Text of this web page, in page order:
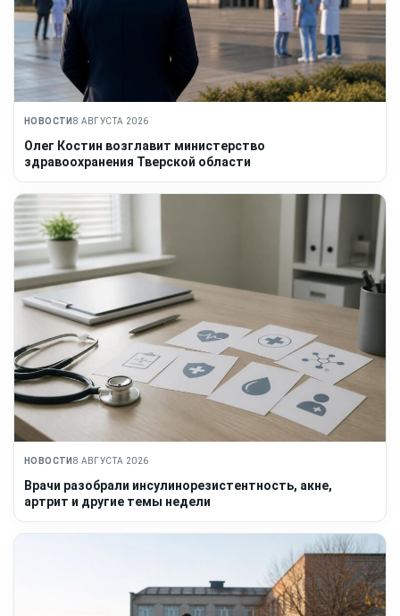
НОВОСТИ 8 АВГУСТА 2026
Олег Костин возглавит министерство
здравоохранения Тверской области
НОВОСТИ 8 АВГУСТА 2026
Врачи разобрали инсулинорезистентность, акне,
артрит и другие темы недели